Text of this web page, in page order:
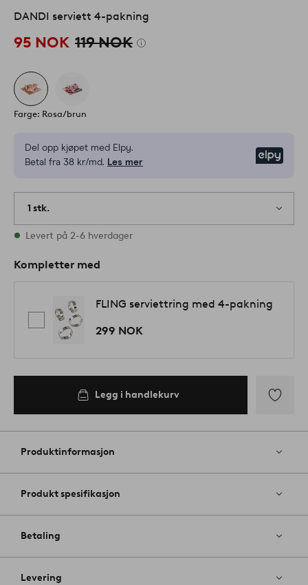
DANDI serviett 4-pakning
95 NOK 119 NOK
Farge: Rosa/brun
Del opp kjøpet med Elpy.
Betal fra 38 kr/md. Les mer
1 stk.
På lager
Levert på 2-6 hverdager
Kompletter med
FLING serviettring med 4-pakning
299 NOK
Legg i handlekurv
til
Produktinformasjon
Produkt spesifikasjon
Betaling
Levering